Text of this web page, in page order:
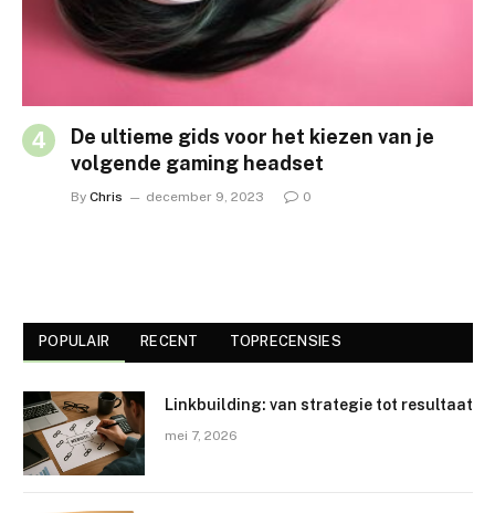
De ultieme gids voor het kiezen van je
volgende gaming headset
By Chris december 9, 2023 0
POPULAIR RECENT TOPRECENSIES
Linkbuilding: van strategie tot resultaat
mei 7, 2026